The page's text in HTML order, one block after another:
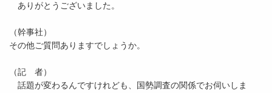
ありがとうございました。
（幹事社）
その他ご質問ありますでしょうか。
（記 者）
話題が変わるんですけれども、国勢調査の関係でお伺いしま